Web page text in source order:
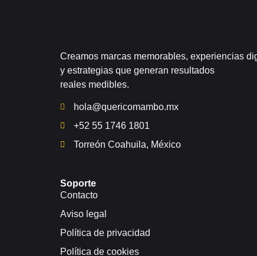
Creamos marcas memorables, experiencias
y estrategias que generan resultados
reales medibles.
hola@quericomambo.mx
+52 55 1746 1801
Torreón Coahuila, México
Soporte
Contacto
Aviso legal
Política de privacidad
Política de cookies